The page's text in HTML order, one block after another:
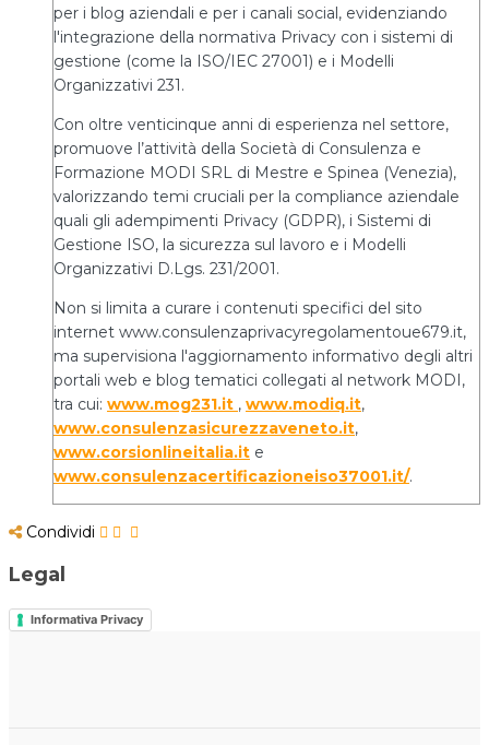
per i blog aziendali e per i canali social, evidenziando
l'integrazione della normativa Privacy con i sistemi di
gestione (come la ISO/IEC 27001) e i Modelli
Organizzativi 231.
Con oltre venticinque anni di esperienza nel settore,
promuove l’attività della Società di Consulenza e
Formazione MODI SRL di Mestre e Spinea (Venezia),
valorizzando temi cruciali per la compliance aziendale
quali gli adempimenti Privacy (GDPR), i Sistemi di
Gestione ISO, la sicurezza sul lavoro e i Modelli
Organizzativi D.Lgs. 231/2001.
Non si limita a curare i contenuti specifici del sito
internet www.consulenzaprivacyregolamentoue679.it,
ma supervisiona l'aggiornamento informativo degli altri
portali web e blog tematici collegati al network MODI,
tra cui: www.mog231.it , www.modiq.it,
www.consulenzasicurezzaveneto.it,
www.corsionlineitalia.it e
www.consulenzacertificazioneiso37001.it/.
Condividi
Legal
Informativa Privacy